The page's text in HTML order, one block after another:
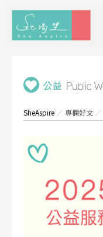
SheAspire ／專欄好文 ／